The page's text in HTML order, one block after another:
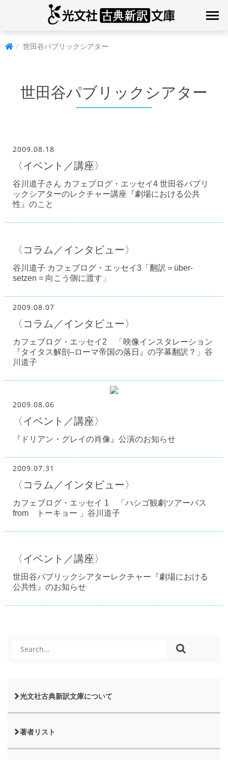
世田谷パブリックシアター
世田谷パブリックシアター
2009.08.18
〈イベント／講座〉
谷川道子さん カフェブログ・エッセイ4 世田谷パブリ
ックシアターのレクチャー講座『劇場における公共
性』のこと
〈コラム／インタビュー〉
谷川道子 カフェブログ・エッセイ3「翻訳＝über-
setzen = 向こう側に渡す」
2009.08.07
〈コラム／インタビュー〉
カフェブログ・エッセイ2 「映像インスタレーション
『タイタス解剖–ローマ帝国の落日』の字幕翻訳？」谷
川道子
2009.08.06
〈イベント／講座〉
『ドリアン・グレイの肖像』公演のお知らせ
2009.07.31
〈コラム／インタビュー〉
カフェブログ・エッセイ 1 「ハシゴ観劇ツアーバス
from トーキョー 」谷川道子
〈イベント／講座〉
世田谷パブリックシアターレクチャー『劇場における
公共性』のお知らせ
光文社古典新訳文庫について
著者リスト